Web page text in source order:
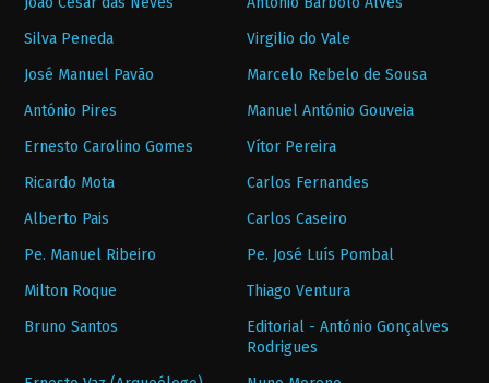
Silva Peneda
Virgilio do Vale
José Manuel Pavão
Marcelo Rebelo de Sousa
António Pires
Manuel António Gouveia
Ernesto Carolino Gomes
Vítor Pereira
Ricardo Mota
Carlos Fernandes
Alberto Pais
Carlos Caseiro
Pe. Manuel Ribeiro
Pe. José Luís Pombal
Milton Roque
Thiago Ventura
Bruno Santos
Editorial - António Gonçalves
Rodrigues